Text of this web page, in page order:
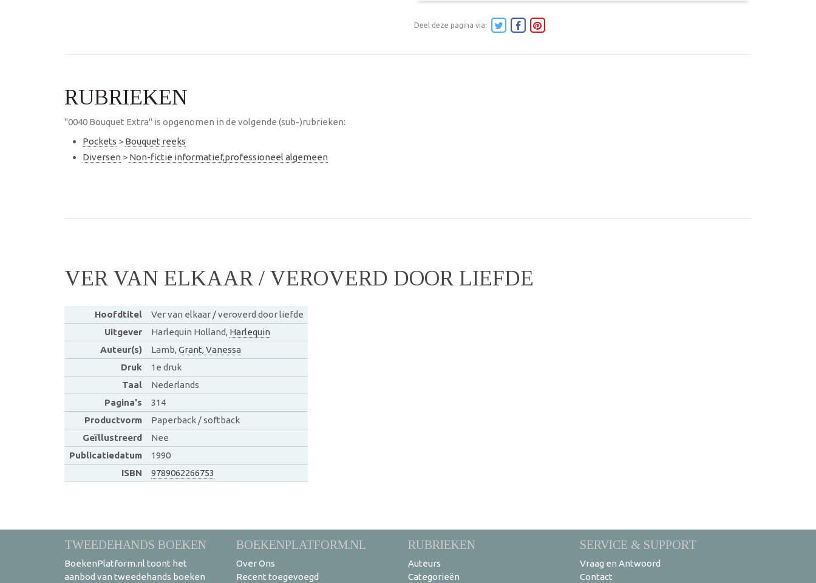
Deel deze pagina via:
RUBRIEKEN
"0040 Bouquet Extra" is opgenomen in de volgende (sub-)rubrieken:
Pockets > Bouquet reeks
Diversen > Non-fictie informatief,professioneel algemeen
VER VAN ELKAAR / VEROVERD DOOR LIEFDE
Hoofdtitel
Ver van elkaar / veroverd door liefde
Uitgever
Harlequin Holland, Harlequin
Auteur(s)
Lamb, Grant, Vanessa
Druk
1e druk
Taal
Nederlands
Pagina's
314
Productvorm
Paperback / softback
Geïllustreerd
Nee
Publicatiedatum
1990
ISBN
9789062266753
TWEEDEHANDS BOEKEN
BoekenPlatform.nl toont het
aanbod van tweedehands boeken
BOEKENPLATFORM.NL
Over Ons
Recent toegevoegd
RUBRIEKEN
Auteurs
Categorieën
SERVICE & SUPPORT
Vraag en Antwoord
Contact